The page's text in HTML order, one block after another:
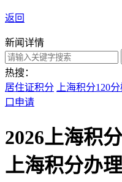
返回
新闻详情
热搜：
居住证积分
上海积分120
口申请
2026上海积
上海积分办